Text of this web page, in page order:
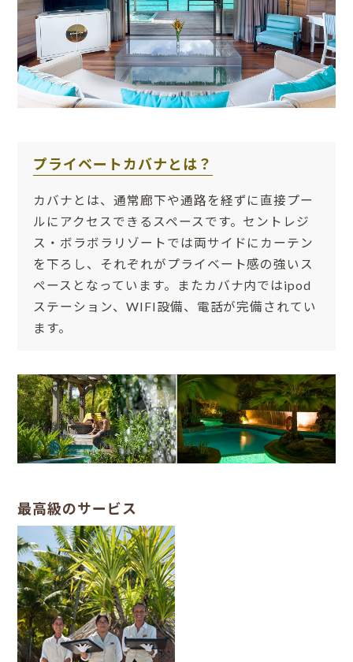
プライベートカバナとは？
カバナとは、通常廊下や通路を経ずに直接プー
ルにアクセスできるスペースです。セントレジ
ス・ボラボラリゾートでは両サイドにカーテン
を下ろし、それぞれがプライベート感の強いス
ペースとなっています。またカバナ内ではipod
ステーション、WIFI設備、電話が完備されてい
ます。
最高級のサービス